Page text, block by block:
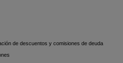
de descuentos y comisiones de deuda